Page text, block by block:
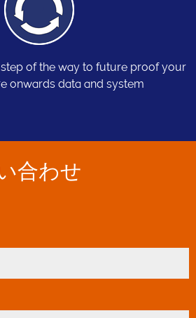
step of the way to future proof your
onwards data and system
合わせ